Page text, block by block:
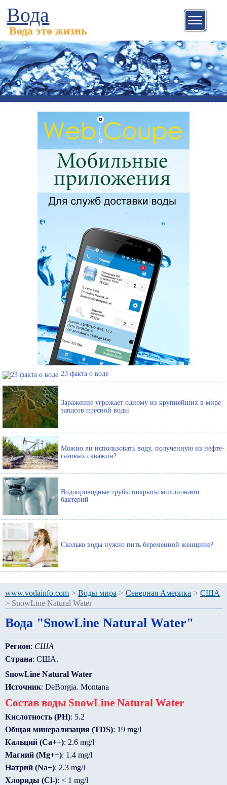
Вода
Вода это жизнь
23 факта о воде
Заражение угрожает одному из крупнейших в мире
запасов пресной воды
Можно ли использовать воду, полученную из нефте-
газовых скважин?
Водопроводные трубы покрыты миллионами
бактерий
Сколько воды нужно пить беременной женщине?
www.vodainfo.com > Воды мира > Северная Америка > США
> SnowLine Natural Water
Вода "SnowLine Natural Water"
Регион: США
Страна: США.
SnowLine Natural Water
Источник: DeBorgia. Montana
Состав воды SnowLine Natural Water
Кислотность (PH): 5.2
Общая минерализация (TDS): 19 mg/l
Кальций (Ca++): 2.6 mg/l
Магний (Mg++): 1.4 mg/l
Натрий (Na+): 2.3 mg/l
Хлориды (Cl-): < 1 mg/l